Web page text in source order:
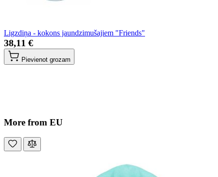
Ligzdiņa - kokons jaundzimušajiem "Friends"
38,11 €
Pievienot grozam
More from EU